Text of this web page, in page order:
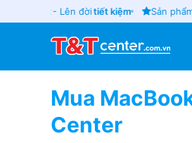
- Lên đời tiết kiệm Sản phẩm
Mua
Center